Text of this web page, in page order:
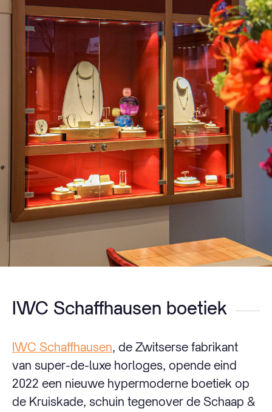
IWC Schaffhausen boetiek
IWC Schaffhausen, de Zwitserse fabrikant
van super-de-luxe horloges, opende eind
2022 een nieuwe hypermoderne boetiek op
de Kruiskade, schuin tegenover de Schaap &